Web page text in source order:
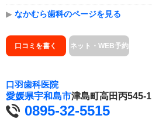
▶ なかむら歯科のページを見る
口コミを書く ネット・WEB予約
口羽歯科医院
愛媛県宇和島市津島町高田丙545-1
0895-32-5515